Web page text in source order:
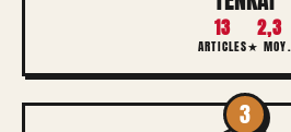
13
ARTICLES
2,3
★ MOY.
3